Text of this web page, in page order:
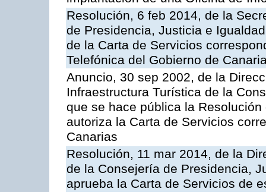
Resolución, 6 feb 2014, de la
de Presidencia, Justicia e
de la Carta de Servicios
Telefónica del Gobierno de
Anuncio, 30 sep 2002, de la
Infraestructura Turística de la
que se hace pública la
autoriza la Carta de Servicios
Canarias
Resolución, 11 mar 2014, de la
de la Consejería de Presidencia,
aprueba la Carta de Servicios de